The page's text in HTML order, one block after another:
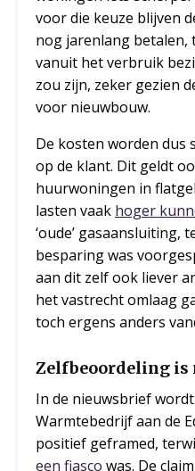
voor die keuze blijven
nog jarenlang betalen,
vanuit het verbruik
zou zijn, zeker gezien
voor nieuwbouw.
De kosten worden dus
op de klant. Dit geldt
huurwoningen in
lasten vaak hoger
‘oude’ gasaansluiting,
besparing was
aan dit zelf ook liever
het vastrecht omlaag
toch ergens anders
Zelfbeoordeling is
In de nieuwsbrief
Warmtebedrijf aan de
positief geframed,
een fiasco was. De